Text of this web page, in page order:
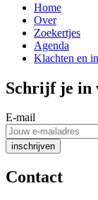
Home
Over
Zoekertjes
Agenda
Klachten en
Schrijf je in
E-mail
Contact